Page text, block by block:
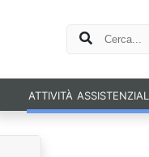
attività